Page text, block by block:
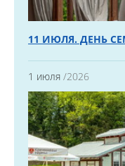
11 ИЮЛЯ. ДЕНЬ
1 июля /2026